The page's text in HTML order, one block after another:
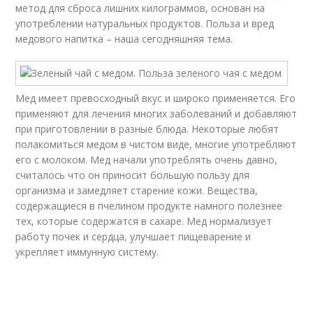
метод для сброса лишних килограммов, основан на
употреблении натуральных продуктов. Польза и вред
медового напитка – наша сегодняшняя тема.
Мед имеет превосходный вкус и широко применяется. Его
применяют для лечения многих заболеваний и добавляют
при приготовлении в разные блюда. Некоторые любят
полакомиться медом в чистом виде, многие употребляют
его с молоком. Мед начали употреблять очень давно,
считалось что он приносит большую пользу для
организма и замедляет старение кожи. Вещества,
содержащиеся в пчелином продукте намного полезнее
тех, которые содержатся в сахаре. Мед нормализует
работу почек и сердца, улучшает пищеварение и
укрепляет иммунную систему.